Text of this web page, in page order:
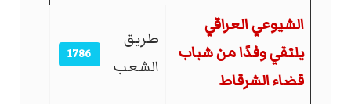
المقالات
الشيوعي العراقي
يلتقي وفدًا من شباب
قضاء الشرقاط
طريق
الشعب
1786